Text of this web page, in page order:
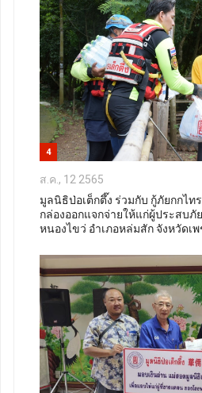
4
ส.ค., 12 2565
มูลนิธิป่อเต็กตึ๊ง ร่วมกับ กู้ภัยกกไท
กล่องออกแจกจ่ายให้แก่ผู้ประสบ
หนองไขว่ อำเภอหล่มสัก จังหวัดเ